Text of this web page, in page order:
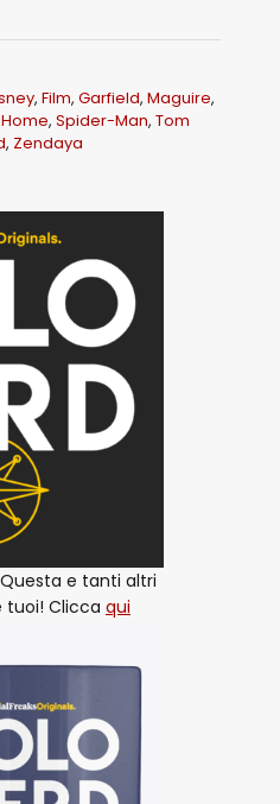
, Film, Garfield, Maguire,
, Spider-Man, Tom
, Zendaya
e tanti altri
tuoi! Clicca qui